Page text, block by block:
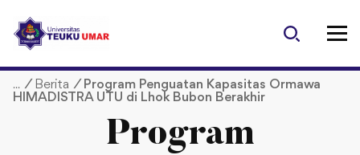
p
/ Berita / Program Penguatan Kapasitas Ormawa
HIMADISTRA UTU di Lhok Bubon Berakhir
Program